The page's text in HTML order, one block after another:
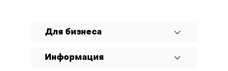
Для бизнеса
Информация